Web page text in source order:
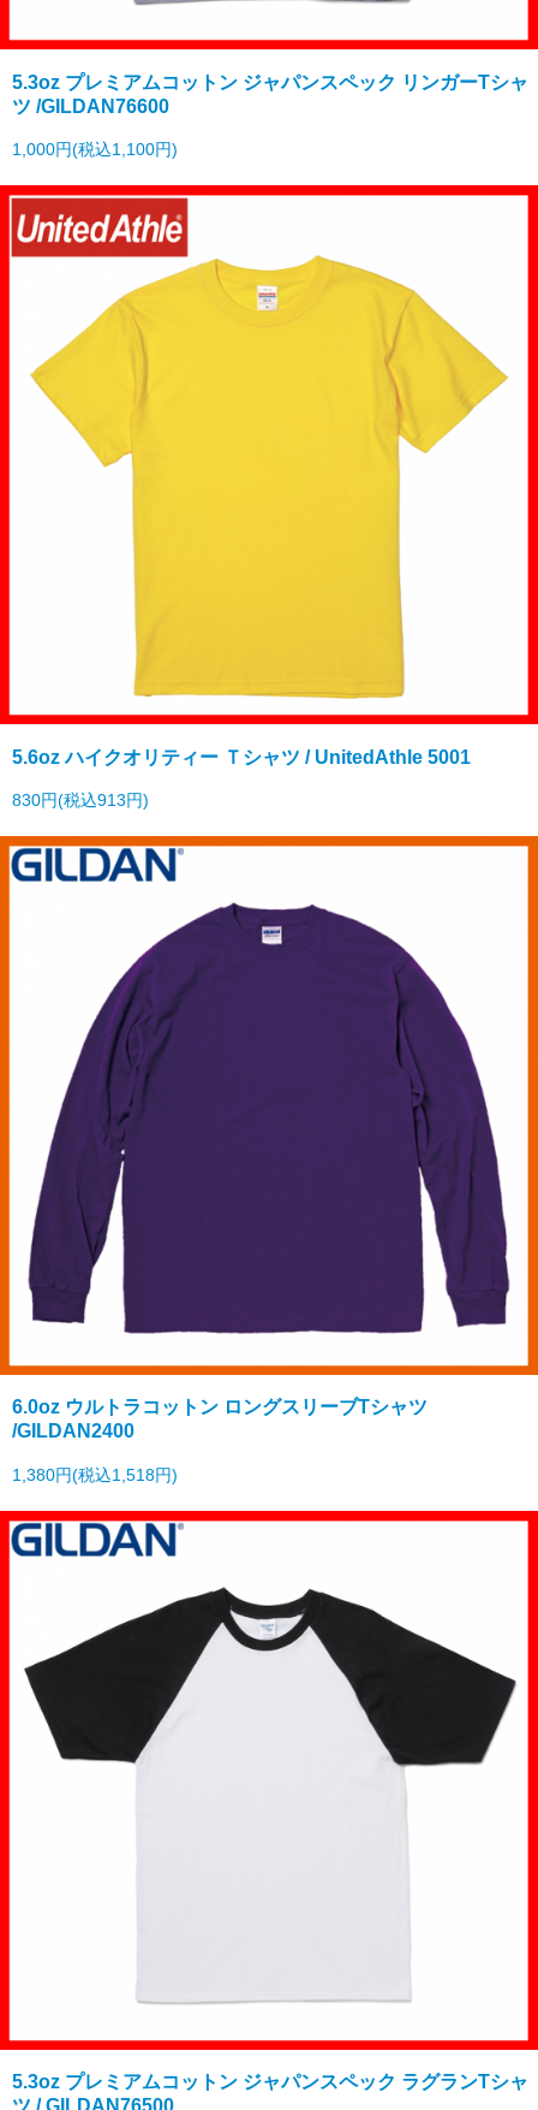
5.3oz プレミアムコットン ジャパンスペック リンガーTシャ
ツ /GILDAN76600
1,000円(税込1,100円)
5.6oz ハイクオリティー Ｔシャツ / UnitedAthle 5001
830円(税込913円)
6.0oz ウルトラコットン ロングスリーブTシャツ
/GILDAN2400
1,380円(税込1,518円)
5.3oz プレミアムコットン ジャパンスペック ラグランTシャ
ツ / GILDAN76500